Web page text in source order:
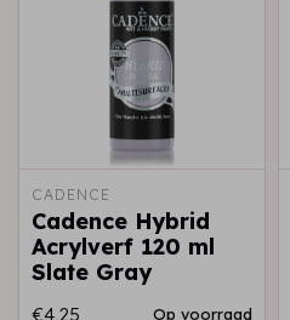
CADENCE
Cadence Hybrid
Acrylverf 120 ml
Slate Gray
€4,25 Op voorraad